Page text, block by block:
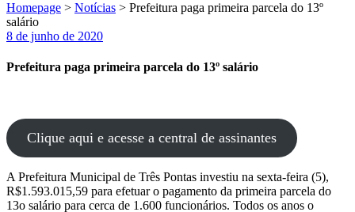
Homepage > Notícias > Prefeitura paga primeira parcela do 13º
salário
8 de junho de 2020
Prefeitura paga primeira parcela do 13º salário
Clique aqui e acesse a central de assinantes
A Prefeitura Municipal de Três Pontas investiu na sexta-feira (5),
R$1.593.015,59 para efetuar o pagamento da primeira parcela do
13o salário para cerca de 1.600 funcionários. Todos os anos o